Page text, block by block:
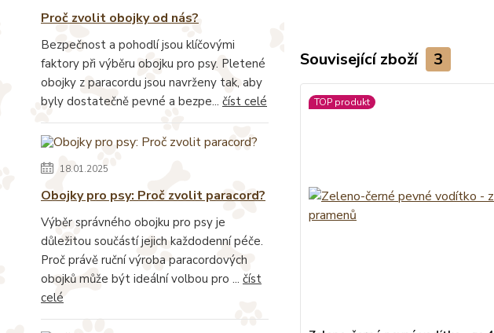
Proč zvolit obojky od nás?
Bezpečnost a pohodlí jsou klíčovými
faktory při výběru obojku pro psy. Pletené
obojky z paracordu jsou navrženy tak, aby
byly dostatečně pevné a bezpe... číst celé
18.01.2025
Obojky pro psy: Proč zvolit paracord?
Výběr správného obojku pro psy je
důležitou součástí jejich každodenní péče.
Proč právě ruční výroba paracordových
obojků může být ideální volbou pro ... číst
celé
Související zboží 3
TOP produkt